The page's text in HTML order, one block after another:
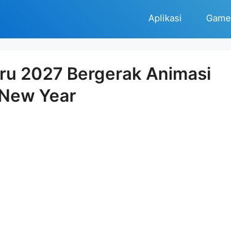
Aplikasi Game
2027 Bergerak Animasi
Year